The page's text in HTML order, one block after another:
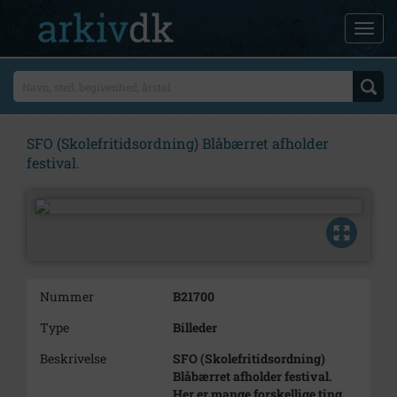
SFO (Skolefritidsordning) Blåbærret afholder
festival.
Nummer
B21700
Type
Billeder
Beskrivelse
SFO (Skolefritidsordning)
Blåbærret afholder festival.